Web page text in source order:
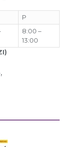
P
8:00 –
13:00